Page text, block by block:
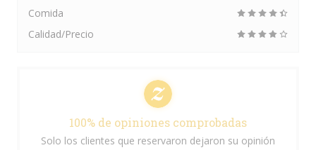
Comida
Calidad/Precio
100% de opiniones comprobadas
Solo los clientes que reservaron dejaron su opinión